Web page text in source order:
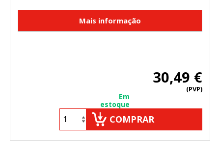
30,49 €
(PVP)
Em
estoque
COMPRAR
CONFIGURACIÓN DE COOKIES